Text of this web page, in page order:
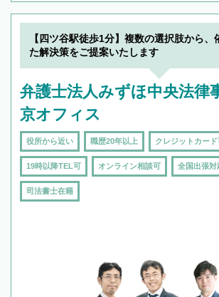
【四ツ谷駅徒歩1分】複数の選択肢から、
た解決策をご提案いたします
弁護士法人みずほ中央法
京オフィス
役所から近い 職歴20年以上 クレジットカード
19時以降TEL可 オンライン相談可 全国出張対
司法書士在籍